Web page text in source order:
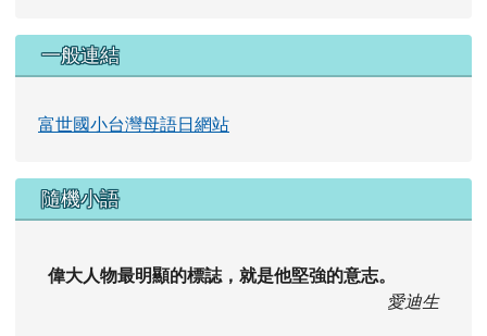
https://web.klokah.tw/
一般連結
富世國小台灣母語日網站
隨機小語